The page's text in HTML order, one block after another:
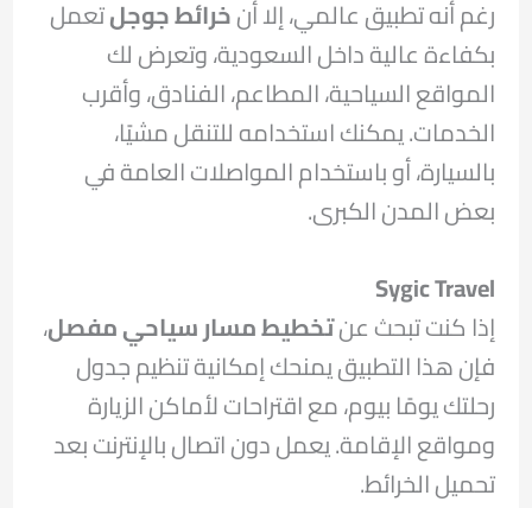
رغم أنه تطبيق عالمي، إلا أنخرائط جوجلتعمل
بكفاءة عالية داخل السعودية، وتعرض لك
المواقع السياحية، المطاعم، الفنادق، وأقرب
الخدمات. يمكنك استخدامه للتنقل مشيًا،
بالسيارة، أو باستخدام المواصلات العامة في
بعض المدن الكبرى.
Sygic Travel
إذا كنت تبحث عنتخطيط مسار سياحي مفصل،
فإن هذا التطبيق يمنحك إمكانية تنظيم جدول
رحلتك يومًا بيوم، مع اقتراحات لأماكن الزيارة
ومواقع الإقامة. يعمل دون اتصال بالإنترنت بعد
تحميل الخرائط.